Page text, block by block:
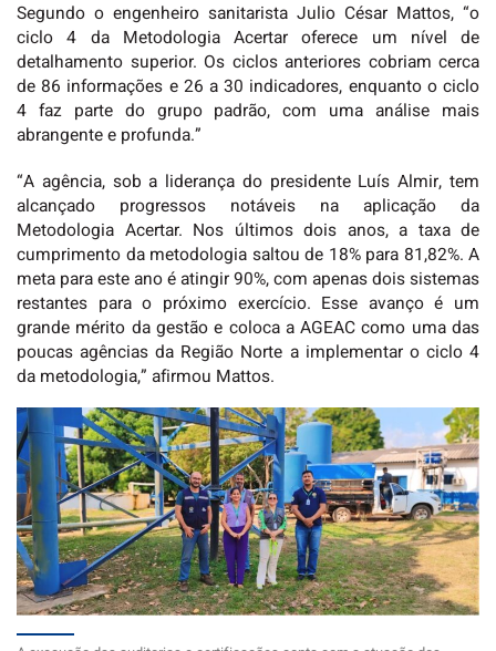
Segundo o engenheiro sanitarista Julio César Mattos, “o
ciclo 4 da Metodologia Acertar oferece um nível de
detalhamento superior. Os ciclos anteriores cobriam cerca
de 86 informações e 26 a 30 indicadores, enquanto o ciclo
4 faz parte do grupo padrão, com uma análise mais
abrangente e profunda.”
“A agência, sob a liderança do presidente Luís Almir, tem
alcançado progressos notáveis na aplicação da
Metodologia Acertar. Nos últimos dois anos, a taxa de
cumprimento da metodologia saltou de 18% para 81,82%. A
meta para este ano é atingir 90%, com apenas dois sistemas
restantes para o próximo exercício. Esse avanço é um
grande mérito da gestão e coloca a AGEAC como uma das
poucas agências da Região Norte a implementar o ciclo 4
da metodologia,” afirmou Mattos.